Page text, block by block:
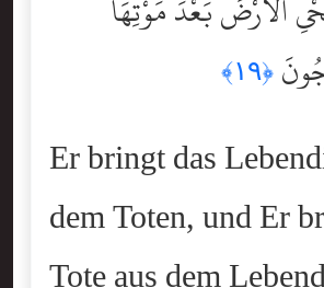
﴿١٩﴾
Er bringt das
dem Toten, und Er